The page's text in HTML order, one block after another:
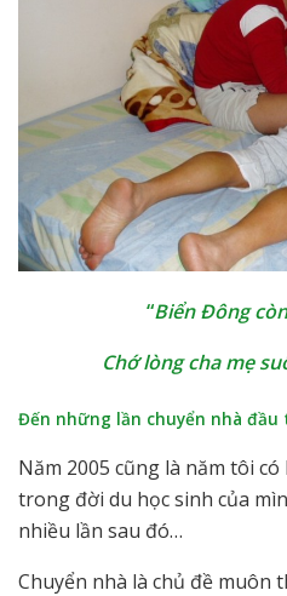
“Biển Đông
Chớ lòng cha mẹ
Đến những lần chuyển nhà
Năm 2005 cũng là năm tôi
trong đời du học sinh của
nhiều lần sau đó…
Chuyển nhà là chủ đề muôn